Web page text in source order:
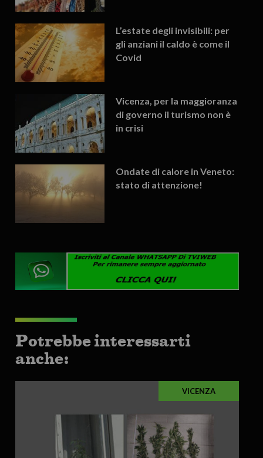
L’estate degli invisibili: per
gli anziani il caldo è come il
Covid
Vicenza, per la maggioranza
di governo il turismo non è
in crisi
Ondate di calore in Veneto:
stato di attenzione!
Potrebbe interessarti
anche:
VICENZA